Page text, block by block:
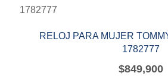
RELOJ PARA MUJER
1782777
$849,900